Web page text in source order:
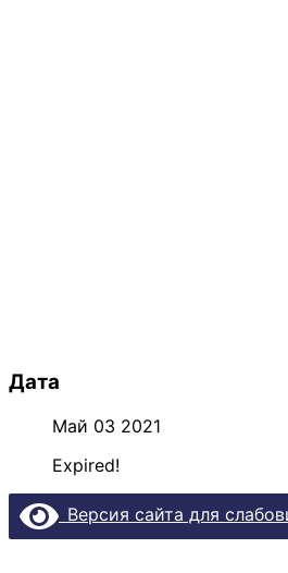
Дата
Май 03 2021
Expired!
Версия сайта для